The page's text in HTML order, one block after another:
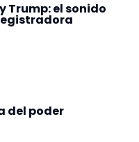
Trump: el sonido
del poder